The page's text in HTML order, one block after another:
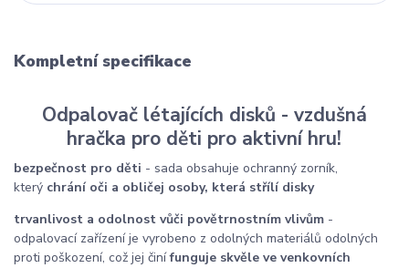
Kompletní specifikace
Odpalovač létajících disků - vzdušná
hračka pro děti pro aktivní hru!
bezpečnost pro děti - sada obsahuje ochranný zorník,
který chrání oči a obličej osoby, která střílí disky
trvanlivost a odolnost vůči povětrnostním vlivům -
odpalovací zařízení je vyrobeno z odolných materiálů odolných
proti poškození, což jej činífunguje skvěle ve venkovních